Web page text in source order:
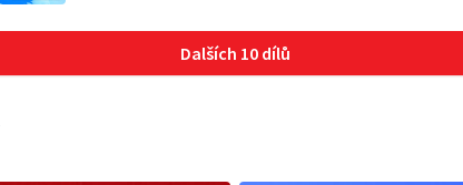
Dalších 10 dílů